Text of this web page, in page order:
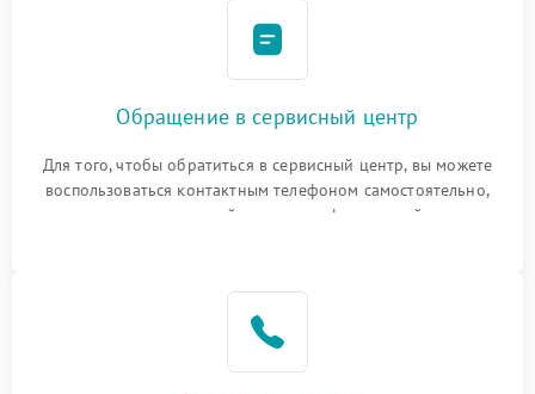
Обращение в сервисный центр
Для того, чтобы обратиться в сервисный центр, вы можете
воспользоваться контактным телефоном самостоятельно,
или оставить свой номер телефона на сайте